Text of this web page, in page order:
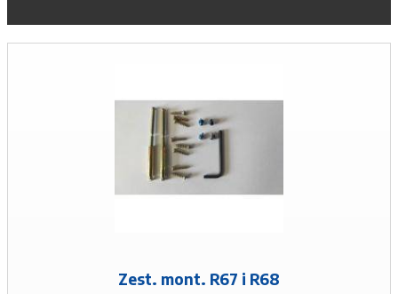
Zest. mont. R67 i R68